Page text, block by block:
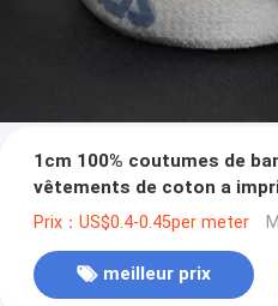
1cm 100% coutumes de
vêtements de coton a
Prix：US$0.4-0.45per meter
meilleur prix